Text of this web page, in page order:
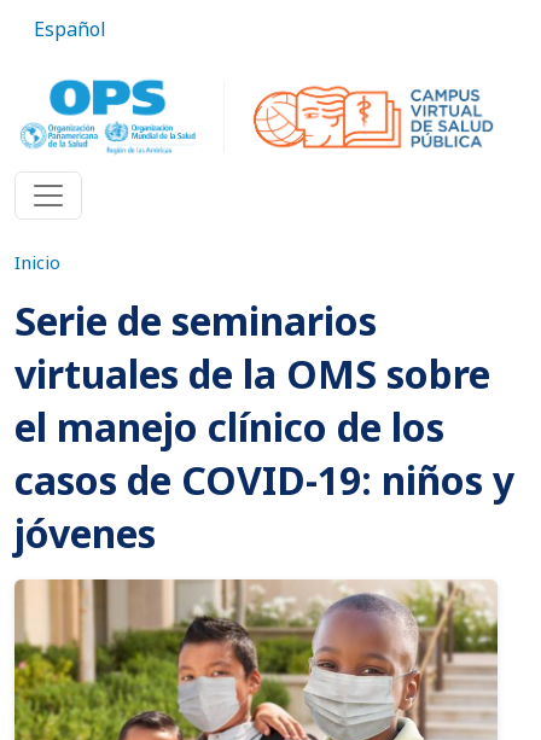
Español
Inicio
Serie de seminarios
virtuales de la OMS sobre
el manejo clínico de los
casos de COVID-19: niños y
jóvenes
Imagen